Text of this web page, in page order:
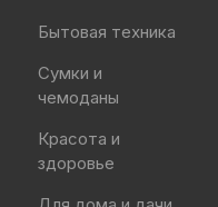
Бытовая техника
Сумки и
чемоданы
Красота и
здоровье